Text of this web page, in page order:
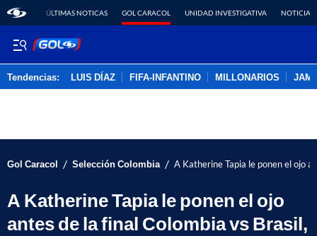
ÚLTIMAS NOTICAS GOL CARACOL UNIDAD INVESTIGATIVA NOTICIAS
Tendencias: LUIS DÍAZ FIFA-INFANTINO MILLONARIOS
Gol Caracol / Selección Colombia / A Katherine Tapia le ponen el ojo
A Katherine Tapia le ponen el ojo
antes de la final Colombia vs Brasil,